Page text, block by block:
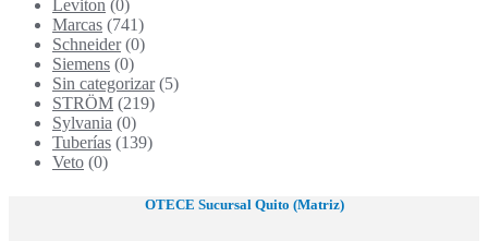
Leviton (0)
Marcas (741)
Schneider (0)
Siemens (0)
Sin categorizar (5)
STRÖM (219)
Sylvania (0)
Tuberías (139)
Veto (0)
OTECE Sucursal Quito (Matriz)